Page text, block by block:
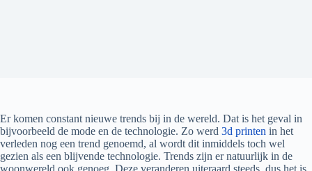
Er komen constant nieuwe trends bij in de wereld. Dat is het geval in
bijvoorbeeld de mode en de technologie. Zo werd 3d printen in het
verleden nog een trend genoemd, al wordt dit inmiddels toch wel
gezien als een blijvende technologie. Trends zijn er natuurlijk in de
woonwereld ook genoeg. Deze veranderen uiteraard steeds, dus het is